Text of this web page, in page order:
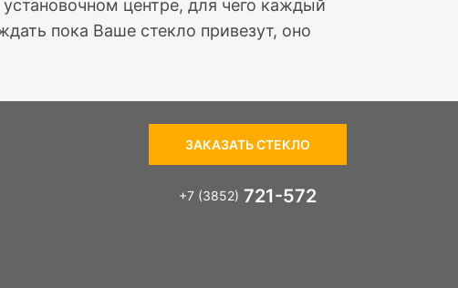
центре, для чего каждый
пока Ваше стекло привезут, оно
ЗАКАЗАТЬ СТЕКЛО
+7 (3852) 721-572